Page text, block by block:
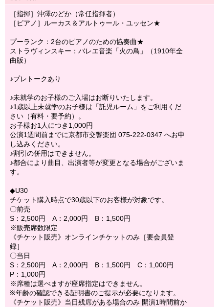
［指揮］沖澤のどか（常任指揮者）
［ピアノ］ルーカス＆アルトゥール・ユッセン★
プーランク：2台のピアノのための協奏曲★
ストラヴィンスキー：バレエ音楽「火の鳥」（1910年全
曲版）
♪プレトークあり
♪未就学のお子様のご入場はお断りいたします。
♪1歳以上未就学のお子様は「託児ルーム」をご利用くだ
さい（有料・要予約）。
お子様お1人につき1,000円
公演1週間前までに京都市交響楽団 075-222-0347 へお申
し込みください。
♪割引の併用はできません。
♪都合により曲目、出演者等が変更となる場合がございま
す。
◆U30
チケット購入時点で30歳以下のお客様が対象です。
〇前売
S：2,500円 A：2,000円 B：1,500円
※販売席数限定
《チケット販売》オンラインチケットのみ［要会員登
録］
〇当日
S：2,500円 A：2,000円 B：1,500円 C：1,000円
P：1,000円
※席種は選べますが座席指定はできません。
※年齢の確認できる証明書のご提示が必要になります。
《チケット販売》当日残席がある場合のみ 開演1時間前か